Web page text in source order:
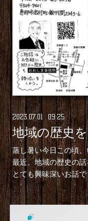
2023 07.01 09:25
地域の歴史
蒸し暑い今日この頃
最近、地域の歴史の
とても興味深いお話